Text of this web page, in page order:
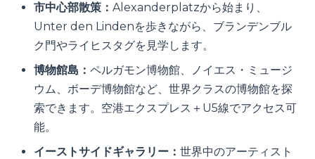
市中心部散策： Alexanderplatzから始まり、
Unter den Lindenを歩きながら、ブランデンブル
ク門やライヒスタグを見学します。
博物館島： ペルガモン博物館、ノイエス・ミュージ
ウム、ボーデ博物館など、世界クラスの博物館を探
索できます。空港エクスプレス＋U5線でアクセス可
能。
イーストサイドギャラリー： 世界中のアーティスト